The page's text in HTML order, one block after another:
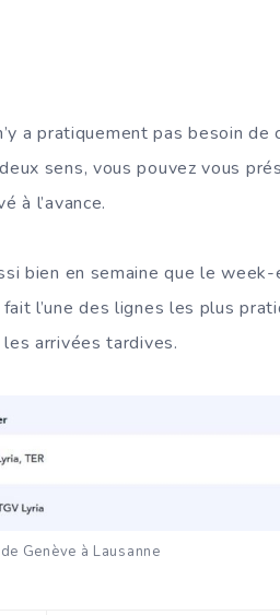
a pratiquement pas besoin de
sens, vous pouvez vous
à l’avance.
bien en semaine que le
l’une des lignes les plus
arrivées tardives.
Genève à Lausanne